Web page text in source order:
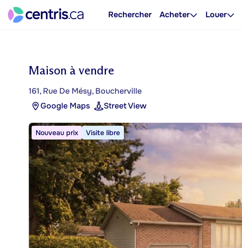
Rechercher Acheter Louer
Maison à vendre
161, Rue De Mésy, Boucherville
Google Maps
Street View
Nouveau prix Visite libre